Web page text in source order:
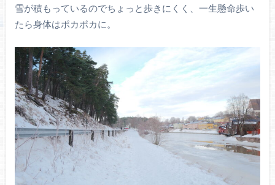
雪が積もっているのでちょっと歩きにくく、一生懸命歩い
たら身体はポカポカに。